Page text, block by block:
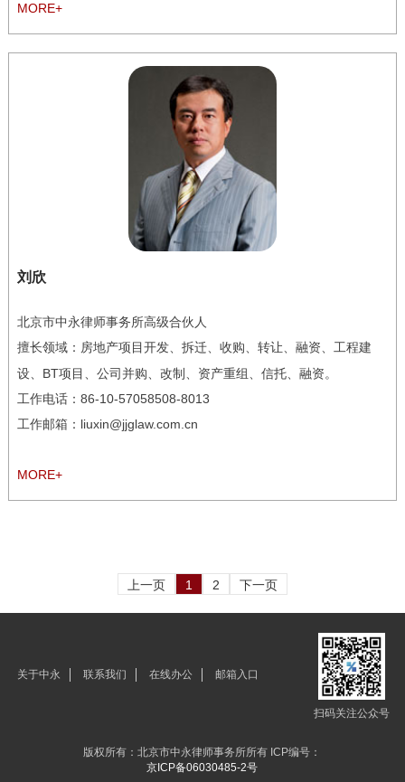
MORE+
刘欣
北京市中永律师事务所高级合伙人
擅长领域：房地产项目开发、拆迁、收购、转让、融资、工程建
设、BT项目、公司并购、改制、资产重组、信托、融资。
工作电话： 86-10-57058508-8013
工作邮箱：liuxin@jjglaw.com.cn
MORE+
上一页 1 2 下一页
关于中永 联系我们 在线办公 邮箱入口
扫码关注公众号
版权所有：北京市中永律师事务所所有 ICP编号：
京ICP备06030485-2号